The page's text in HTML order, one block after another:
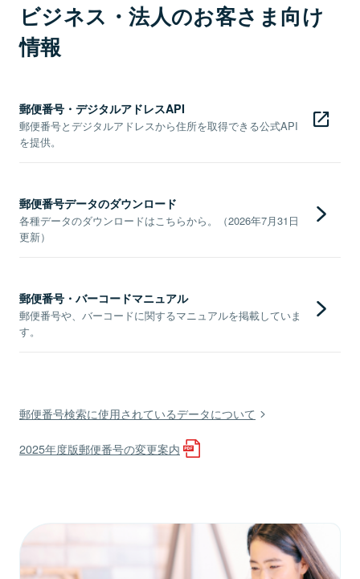
ビジネス・法人のお客さま向け
情報
郵便番号・デジタルアドレスAPI
郵便番号とデジタルアドレスから住所を取得できる公式API
を提供。
郵便番号データのダウンロード
各種データのダウンロードはこちらから。（2026年7月31日
更新）
郵便番号・バーコードマニュアル
郵便番号や、バーコードに関するマニュアルを掲載していま
す。
郵便番号検索に使用されているデータについて
2025年度版郵便番号の変更案内